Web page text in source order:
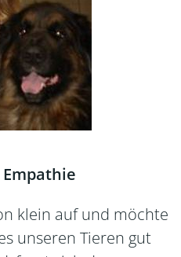
klein auf und möchte
unseren Tieren gut